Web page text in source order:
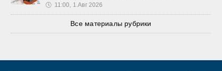
🕔 11:00, 1.Авг 2026
Все материалы рубрики